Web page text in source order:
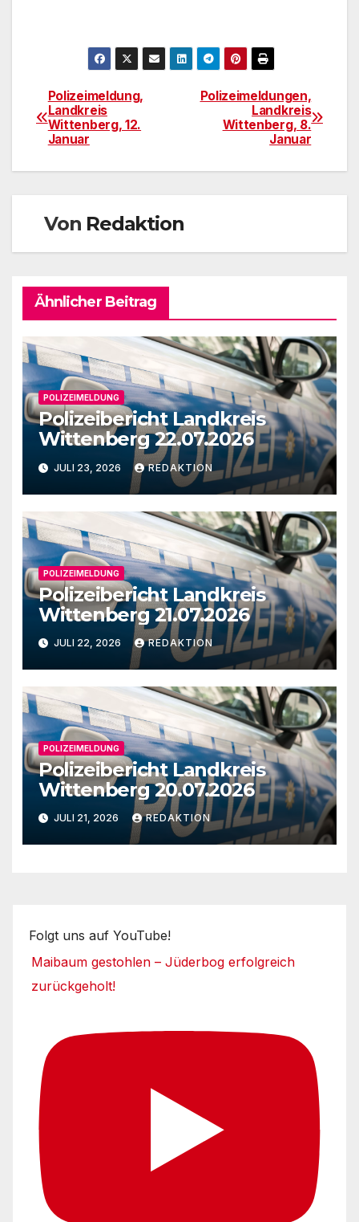
Beitragsnavigation
Polizeimeldungen,
Landkreis
Wittenberg, 8.
Januar
Polizeimeldung,
Landkreis
Wittenberg, 12.
Januar
Von Redaktion
Ähnlicher Beitrag
POLIZEIMELDUNG
Polizeibericht Landkreis
Wittenberg 22.07.2026
JULI 23, 2026 REDAKTION
POLIZEIMELDUNG
Polizeibericht Landkreis
Wittenberg 21.07.2026
JULI 22, 2026 REDAKTION
POLIZEIMELDUNG
Polizeibericht Landkreis
Wittenberg 20.07.2026
JULI 21, 2026 REDAKTION
Folgt uns auf YouTube!
Maibaum gestohlen – Jüderbog erfolgreich
zurückgeholt!